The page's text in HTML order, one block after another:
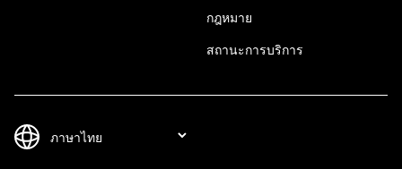
กฎหมาย
สถานะการบริการ